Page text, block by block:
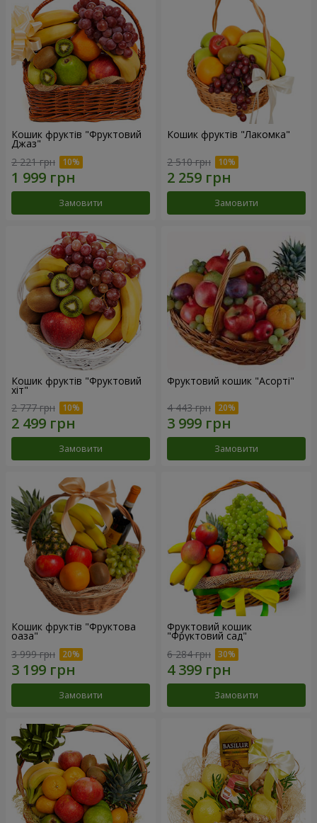
Кошик фруктів "Фруктовий
Джаз"
2 221 грн
Замовити
Кошик фруктів "Лакомка"
2 510 грн
Замовити
Кошик фруктів "Фруктовий
хiт"
2 777 грн
Замовити
Фруктовий кошик "Асорті"
4 443 грн
Замовити
Кошик фруктів "Фруктова
оаза"
3 999 грн
Замовити
Фруктовий кошик
"Фруктовий сад"
6 284 грн
Замовити